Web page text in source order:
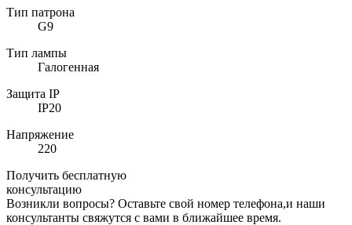
Тип патрона
G9
Тип лампы
Галогенная
Защита IP
IP20
Напряжение
220
Получить бесплатную
консультацию
Возникли вопросы? Оставьте свой номер телефона,и наши
консультанты свяжутся с вами в ближайшее время.